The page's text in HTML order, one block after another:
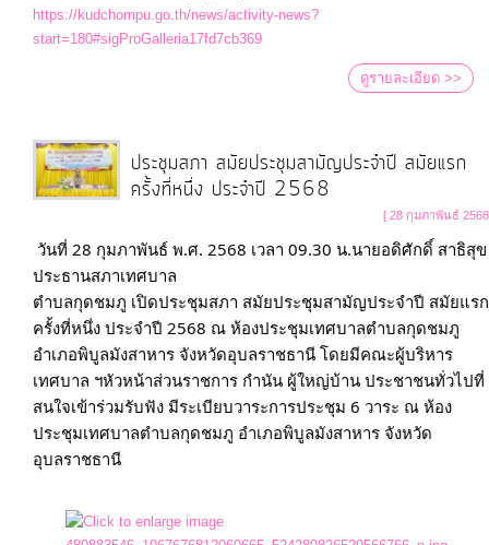
https://kudchompu.go.th/news/activity-news?
start=180#sigProGalleria17fd7cb369
ดูรายละเอียด >>
ประชุมสภา สมัยประชุมสามัญประจำปี สมัยแรก
ครั้งที่หนึ่ง ประจำปี 2568
[ 28 กุมภาพันธ์
วันที่ 28 กุมภาพันธ์ พ.ศ. 2568 เวลา 09.30 น.นายอดิศักดิ์ สาธิสุข
ประธานสภาเทศบาล
ตำบลกุดชมภู เปิดประชุมสภา สมัยประชุมสามัญประจำปี สมัยแรก
ครั้งที่หนึ่ง ประจำปี 2568 ณ ห้องประชุมเทศบาลตำบลกุดชมภู
อำเภอพิบูลมังสาหาร จังหวัดอุบลราชธานี โดยมีคณะผู้บริหาร
เทศบาล ฯหัวหน้าส่วนราชการ กำนัน ผู้ใหญ่บ้าน ประชาชนทั่วไปที่
สนใจเข้าร่วมรับฟัง มีระเบียบวาระการประชุม 6 วาระ ณ ห้อง
ประชุมเทศบาลตำบลกุดชมภู อำเภอพิบูลมังสาหาร จังหวัด
อุบลราชธานี